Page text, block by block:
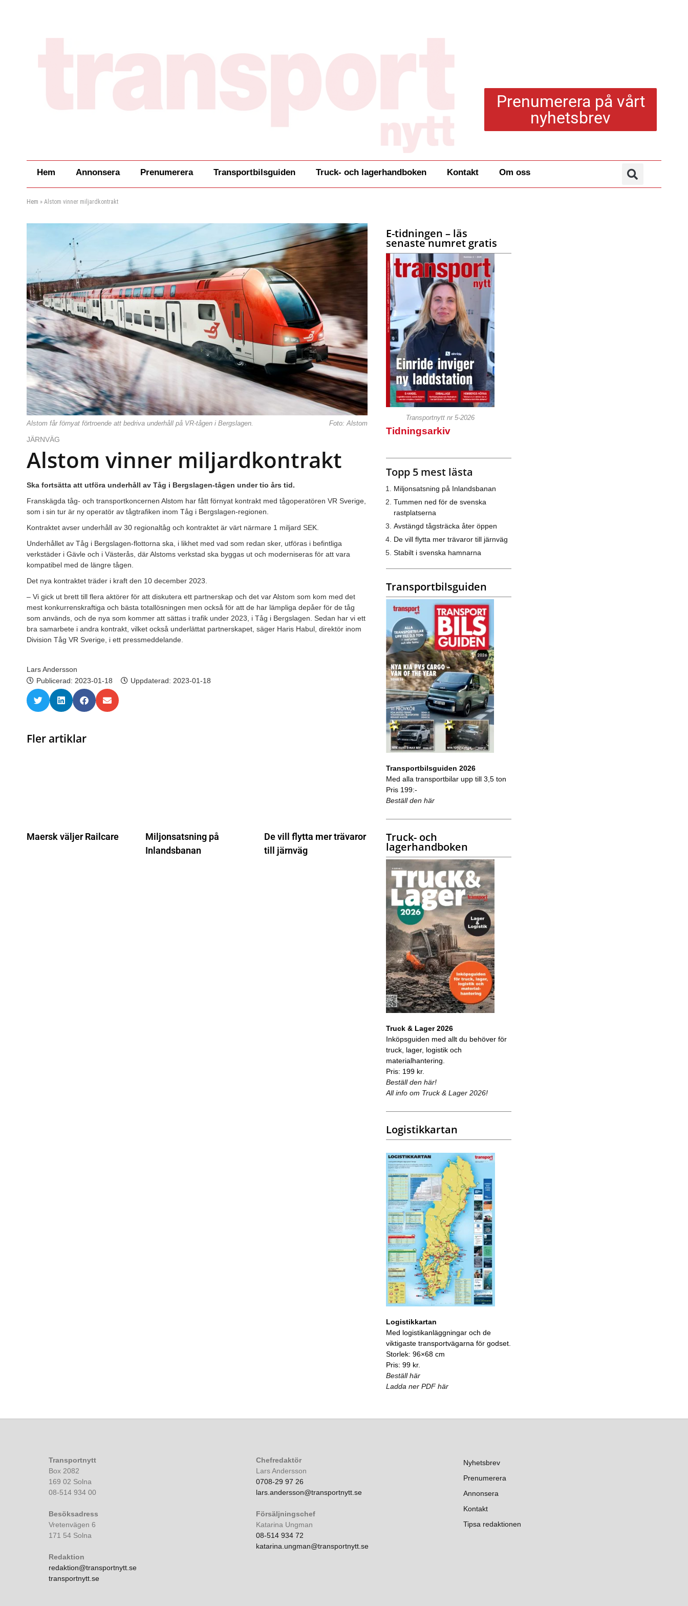
Prenumerera på vårt
nyhetsbrev
Hem Annonsera Prenumerera Transportbilsguiden Truck- och lagerhandboken Kontakt Om oss
Hem » Alstom vinner miljardkontrakt
Alstom får förnyat förtroende att bedriva underhåll på VR-tågen i Bergslagen. Foto: Alstom
JÄRNVÄG
Alstom vinner miljardkontrakt
Ska fortsätta att utföra underhåll av Tåg i Bergslagen-tågen under tio års tid.
Franskägda tåg- och transportkoncernen Alstom har fått förnyat kontrakt med tågoperatören VR Sverige,
som i sin tur är ny operatör av tågtrafiken inom Tåg i Bergslagen-regionen.
Kontraktet avser underhåll av 30 regionaltåg och kontraktet är värt närmare 1 miljard SEK.
Underhållet av Tåg i Bergslagen-flottorna ska, i likhet med vad som redan sker, utföras i befintliga
verkstäder i Gävle och i Västerås, där Alstoms verkstad ska byggas ut och moderniseras för att vara
kompatibel med de längre tågen.
Det nya kontraktet träder i kraft den 10 december 2023.
– Vi gick ut brett till flera aktörer för att diskutera ett partnerskap och det var Alstom som kom med det
mest konkurrenskraftiga och bästa totallösningen men också för att de har lämpliga depåer för de tåg
som används, och de nya som kommer att sättas i trafik under 2023, i Tåg i Bergslagen. Sedan har vi ett
bra samarbete i andra kontrakt, vilket också underlättat partnerskapet, säger Haris Habul, direktör inom
Division Tåg VR Sverige, i ett pressmeddelande.
Lars Andersson
Publicerad: 2023-01-18 Uppdaterad: 2023-01-18
Fler artiklar
Maersk väljer Railcare
Miljonsatsning på
Inlandsbanan
De vill flytta mer trävaror
till järnväg
E-tidningen – läs
senaste numret gratis
Transportnytt nr 5-2026
Tidningsarkiv
Topp 5 mest lästa
Miljonsatsning på Inlandsbanan
Tummen ned för de svenska
rastplatserna
Avstängd tågsträcka åter öppen
De vill flytta mer trävaror till järnväg
Stabilt i svenska hamnarna
Transportbilsguiden
Transportbilsguiden 2026
Med alla transportbilar upp till 3,5 ton
Pris 199:-
Beställ den här
Truck- och
lagerhandboken
Truck & Lager 2026
Inköpsguiden med allt du behöver för
truck, lager, logistik och
materialhantering.
Pris: 199 kr.
Beställ den här!
All info om Truck & Lager 2026!
Logistikkartan
Logistikkartan
Med logistikanläggningar och de
viktigaste transportvägarna för godset.
Storlek: 96×68 cm
Pris: 99 kr.
Beställ här
Ladda ner PDF här
Transportnytt
Box 2082
169 02 Solna
08-514 934 00
Besöksadress
Vretenvägen 6
171 54 Solna
Redaktion
redaktion@transportnytt.se
transportnytt.se
Chefredaktör
Lars Andersson
0708-29 97 26
lars.andersson@transportnytt.se
Försäljningschef
Katarina Ungman
08-514 934 72
katarina.ungman@transportnytt.se
Nyhetsbrev
Prenumerera
Annonsera
Kontakt
Tipsa redaktionen